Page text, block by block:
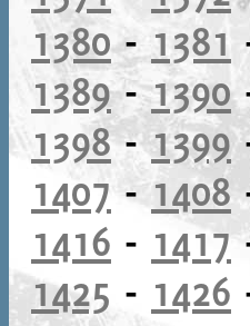
1380- 1381
1389-1390
1398-1399
1407 - 1408
1416 - 1417
1425 - 1426